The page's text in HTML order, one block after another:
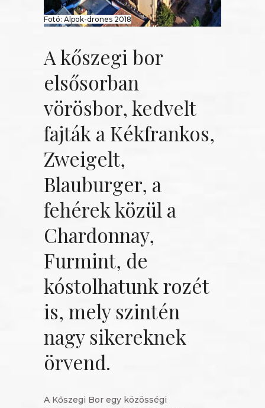
Fotó: Alpok-drones 2018
A kőszegi bor
elsősorban
vörösbor, kedvelt
fajták a Kékfrankos,
Zweigelt,
Blauburger, a
fehérek közül a
Chardonnay,
Furmint, de
kóstolhatunk rozét
is, mely szintén
nagy sikereknek
örvend.
A Kőszegi Bor egy közösségi